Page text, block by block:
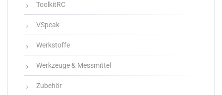
ToolkitRC
VSpeak
Werkstoffe
Werkzeuge & Messmittel
Zubehör